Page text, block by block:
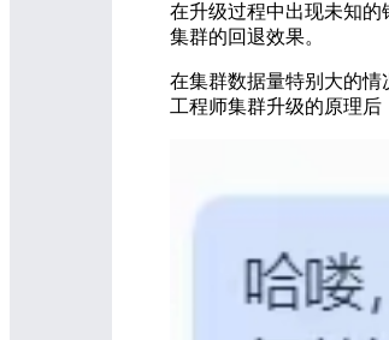
在升级过程中出现未知
集群的回退效果。
在集群数据量特别大的情
工程师集群升级的原理后